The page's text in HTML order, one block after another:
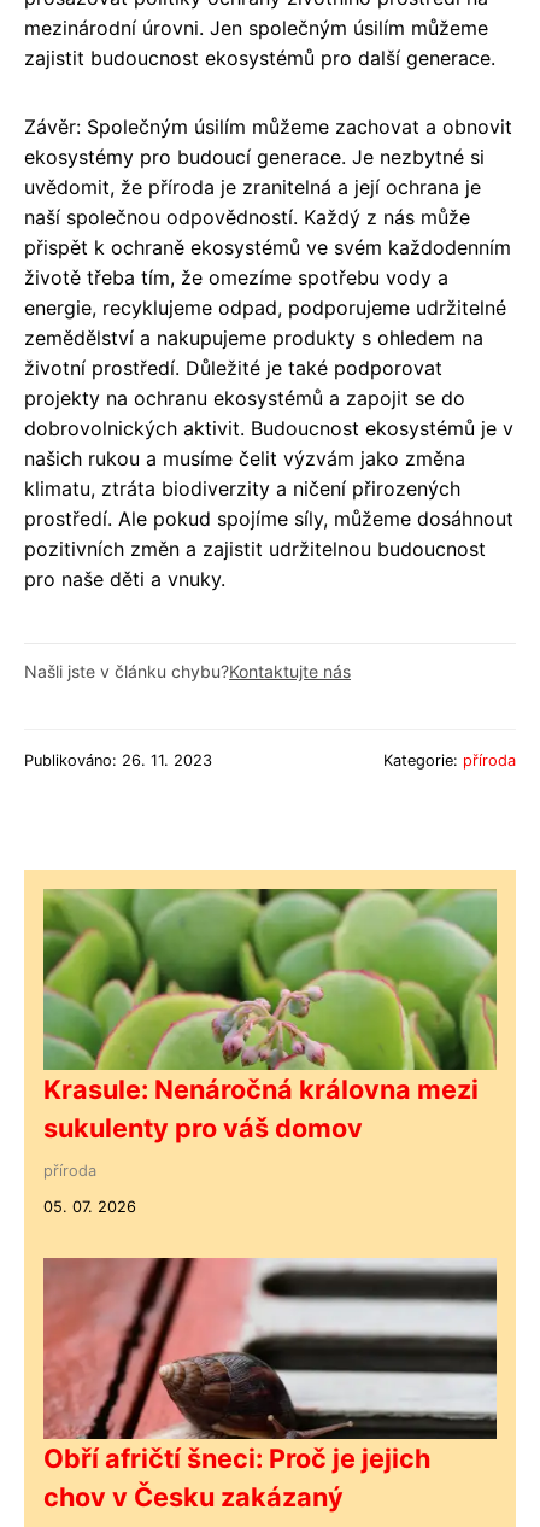
mezinárodní úrovni. Jen společným úsilím můžeme
zajistit budoucnost ekosystémů pro další generace.
Závěr: Společným úsilím můžeme zachovat a obnovit
ekosystémy pro budoucí generace. Je nezbytné si
uvědomit, že příroda je zranitelná a její ochrana je
naší společnou odpovědností. Každý z nás může
přispět k ochraně ekosystémů ve svém každodenním
životě třeba tím, že omezíme spotřebu vody a
energie, recyklujeme odpad, podporujeme udržitelné
zemědělství a nakupujeme produkty s ohledem na
životní prostředí. Důležité je také podporovat
projekty na ochranu ekosystémů a zapojit se do
dobrovolnických aktivit. Budoucnost ekosystémů je v
našich rukou a musíme čelit výzvám jako změna
klimatu, ztráta biodiverzity a ničení přirozených
prostředí. Ale pokud spojíme síly, můžeme dosáhnout
pozitivních změn a zajistit udržitelnou budoucnost
pro naše děti a vnuky.
Našli jste v článku chybu?Kontaktujte nás
Publikováno: 26. 11. 2023 Kategorie: příroda
Krasule: Nenáročná královna mezi
sukulenty pro váš domov
příroda
05. 07. 2026
Obří afričtí šneci: Proč je jejich
chov v Česku zakázaný